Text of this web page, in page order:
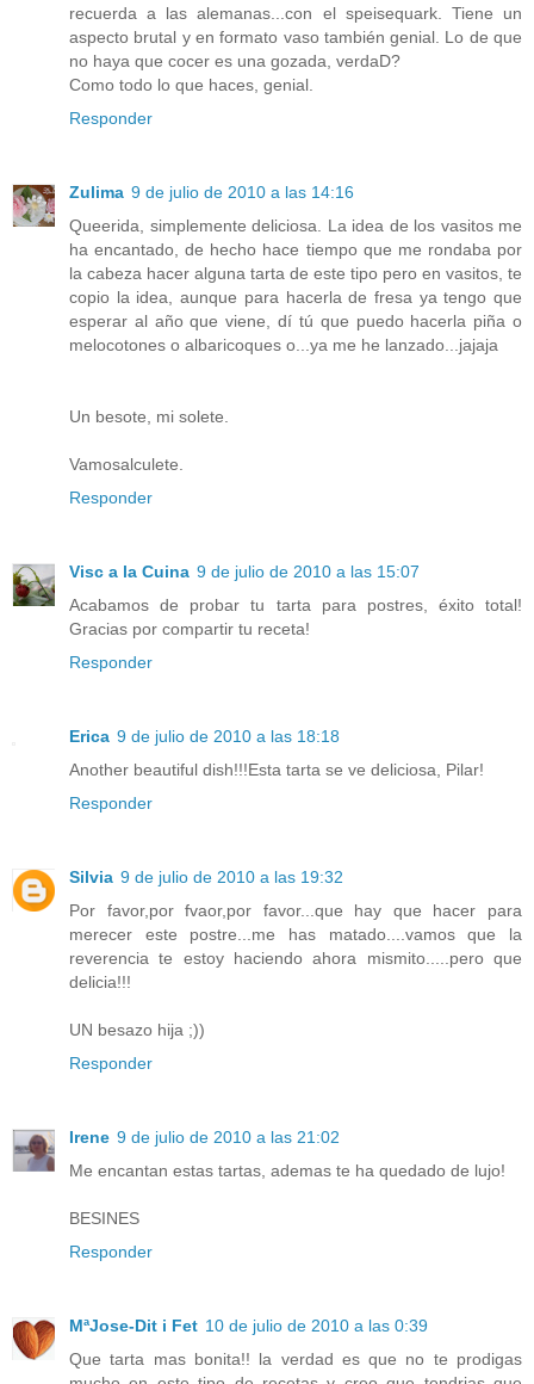
recuerda a las alemanas...con el speisequark. Tiene un
aspecto brutal y en formato vaso también genial. Lo de que
no haya que cocer es una gozada, verdaD?
Como todo lo que haces, genial.
Responder
Zulima 9 de julio de 2010 a las 14:16
Queerida, simplemente deliciosa. La idea de los vasitos me
ha encantado, de hecho hace tiempo que me rondaba por
la cabeza hacer alguna tarta de este tipo pero en vasitos, te
copio la idea, aunque para hacerla de fresa ya tengo que
esperar al año que viene, dí tú que puedo hacerla piña o
melocotones o albaricoques o...ya me he lanzado...jajaja
Un besote, mi solete.
Vamosalculete.
Responder
Visc a la Cuina 9 de julio de 2010 a las 15:07
Acabamos de probar tu tarta para postres, éxito total!
Gracias por compartir tu receta!
Responder
Erica 9 de julio de 2010 a las 18:18
Another beautiful dish!!!Esta tarta se ve deliciosa, Pilar!
Responder
Silvia 9 de julio de 2010 a las 19:32
Por favor,por fvaor,por favor...que hay que hacer para
merecer este postre...me has matado....vamos que la
reverencia te estoy haciendo ahora mismito.....pero que
delicia!!!
UN besazo hija ;))
Responder
Irene 9 de julio de 2010 a las 21:02
Me encantan estas tartas, ademas te ha quedado de lujo!
BESINES
Responder
MªJose-Dit i Fet 10 de julio de 2010 a las 0:39
Que tarta mas bonita!! la verdad es que no te prodigas